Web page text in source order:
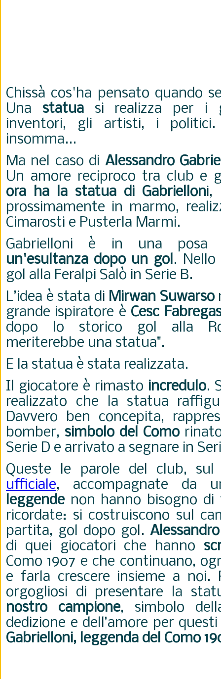
Chissà cos'ha pensato quando
Una statuasi realizza per i
inventori, gli artisti, i
insomma...
Ma nel caso di Alessandro
Un amore reciproco tra club e
ora ha la statua di Gabrielloni,
prossimamente in marmo,
Cimarosti e Pusterla Marmi.
Gabrielloni è in una posa
un'esultanza dopo un gol. Nello
gol alla Feralpi Salò in Serie B.
L’idea è stata di Mirwan Suwarso
grande ispiratore è Cesc
dopo lo storico gol alla
meriterebbe una statua".
E la statua è stata realizzata.
Il giocatore è rimasto incredulo.
realizzato che la statua
Davvero ben concepita,
bomber, simbolo del Comorinato
Serie D e arrivato a segnare in
Queste le parole del club,
ufficiale, accompagnate da
leggendenon hanno bisogno di
ricordate: si costruiscono sul
partita, gol dopo gol.
di quei giocatori che hanno
Como 1907 e che continuano,
e farla crescere insieme a noi.
orgogliosi di presentare la
nostro campione, simbolo
dedizione e dell’amore per
Gabrielloni, leggenda del Como